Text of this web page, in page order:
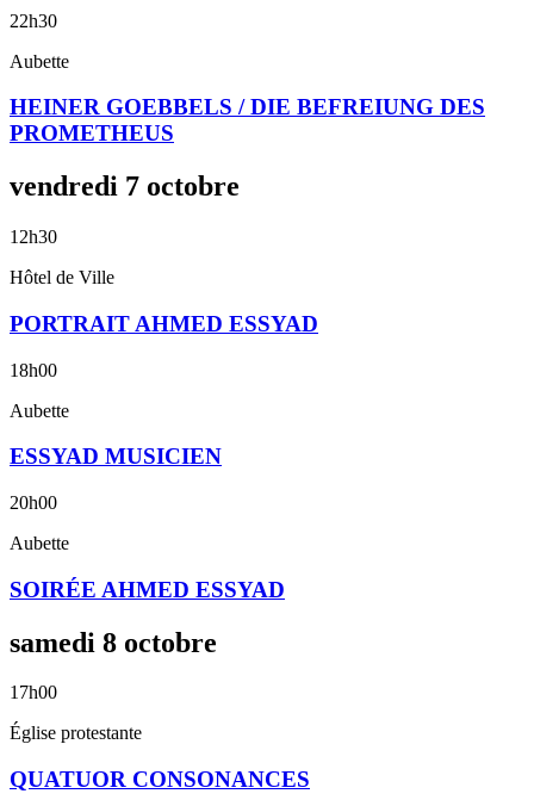
22h30
Aubette
HEINER GOEBBELS / DIE BEFREIUNG DES
PROMETHEUS
vendredi 7 octobre
12h30
Hôtel de Ville
PORTRAIT AHMED ESSYAD
18h00
Aubette
ESSYAD MUSICIEN
20h00
Aubette
SOIRÉE AHMED ESSYAD
samedi 8 octobre
17h00
Église protestante
QUATUOR CONSONANCES